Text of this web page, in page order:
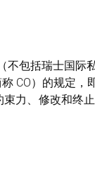
包括瑞士国
CO）的规定，
力、修改和终